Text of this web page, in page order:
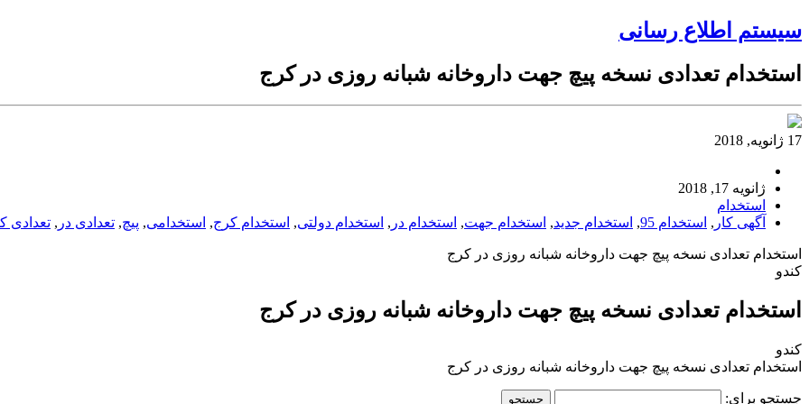
سیستم اطلاع رسانی
استخدام تعدادی نسخه پیچ جهت داروخانه شبانه روزی در کرج
17 ژانویه, 2018
ژانویه 17, 2018
استخدام
آگهی کار , استخدام 95 , استخدام جدید, استخدام جهت, استخدام در , استخدام دولتی, استخدام کرج, استخدامی, پیچ, تعدادی در , تعدادی
استخدام تعدادی نسخه پیچ جهت داروخانه شبانه روزی در کرج
کندو
استخدام تعدادی نسخه پیچ جهت داروخانه شبانه روزی در کرج
کندو
استخدام تعدادی نسخه پیچ جهت داروخانه شبانه روزی در کرج
جستجو برای: